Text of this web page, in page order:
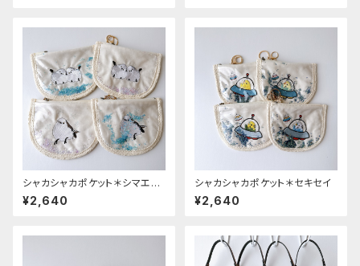
シャカシャカポケット＊シマエナ
ガ
¥2,640
シャカシャカポケット＊セキセイ
¥2,640